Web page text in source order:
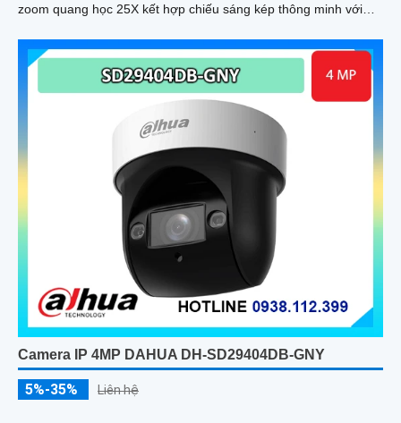
zoom quang học 25X kết hợp chiếu sáng kép thông minh với
linh hoạt cùng chuẩn chống nước IP67 giúp quan sát ổn định
Camera IP 4MP DAHUA DH-SD29404DB-GNY
5%-35% Liên hệ